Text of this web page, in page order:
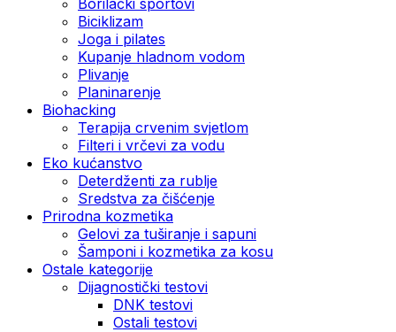
Biciklizam
Joga i pilates
Kupanje hladnom vodom
Plivanje
Planinarenje
Biohacking
Terapija crvenim svjetlom
Filteri i vrčevi za vodu
Eko kućanstvo
Deterdženti za rublje
Sredstva za čišćenje
Prirodna kozmetika
Gelovi za tuširanje i sapuni
Šamponi i kozmetika za kosu
Ostale kategorije
Dijagnostički testovi
DNK testovi
Ostali testovi